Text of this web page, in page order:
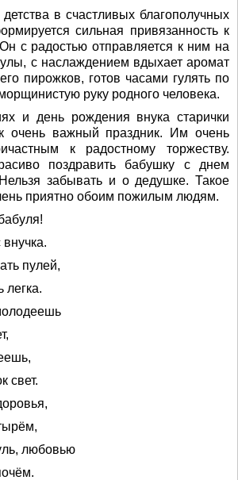
в счастливых благополучных
сильная привязанность к
с радостью отправляется к ним на
с наслаждением вдыхает аромат
пирожков, готов часами гулять по
руку родного человека.
и день рождения внука старички
очень важный праздник. Им очень
к радостному торжеству.
поздравить бабушку с днем
забывать и о дедушке. Такое
приятно обоим пожилым людям.
пулей,
легка.
свет.
любовью